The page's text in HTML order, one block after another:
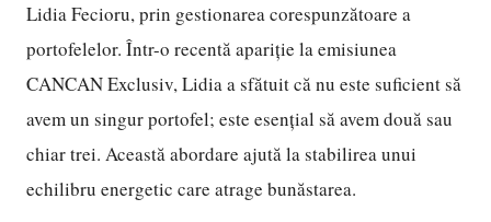
Lidia Fecioru, prin gestionarea corespunzătoare a
portofelelor. Într-o recentă apariție la emisiunea
CANCAN Exclusiv, Lidia a sfătuit că nu este suficient să
avem un singur portofel; este esențial să avem două sau
chiar trei. Această abordare ajută la stabilirea unui
echilibru energetic care atrage bunăstarea.